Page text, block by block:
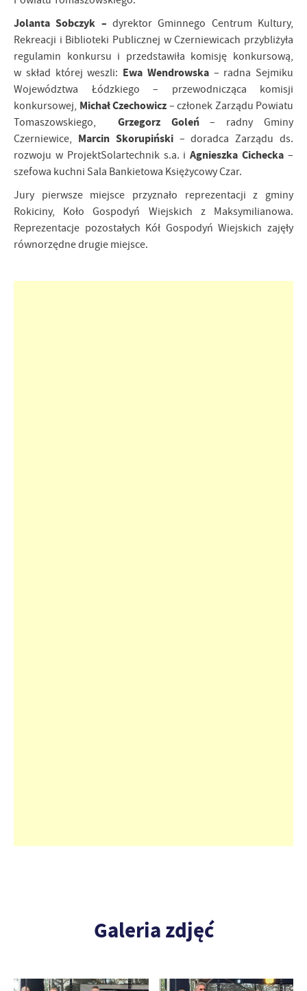
Jolanta Sobczyk – dyrektor Gminnego Centrum Kultury,
Rekreacji i Biblioteki Publicznej w Czerniewicach przybliżyła
regulamin konkursu i przedstawiła komisję konkursową,
w skład której weszli: Ewa Wendrowska – radna Sejmiku
Województwa Łódzkiego – przewodnicząca komisji
konkursowej, Michał Czechowicz – członek Zarządu Powiatu
Tomaszowskiego, Grzegorz Goleń
– radny Gminy
Czerniewice, Marcin Skorupiński – doradca Zarządu ds.
rozwoju w ProjektSolartechnik s.a. i Agnieszka Cichecka –
szefowa kuchni Sala Bankietowa Księżycowy Czar.
Jury pierwsze miejsce przyznało reprezentacji z gminy
Rokiciny, Koło Gospodyń Wiejskich z Maksymilianowa.
Reprezentacje pozostałych Kół Gospodyń Wiejskich zajęły
równorzędne drugie miejsce.
Galeria zdjęć